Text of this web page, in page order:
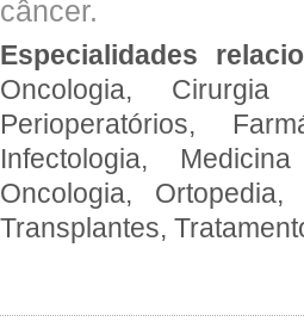
câncer.
Especialidades
Oncologia,
Perioperatórios,
Infectologia,
Oncologia,
Transplantes,